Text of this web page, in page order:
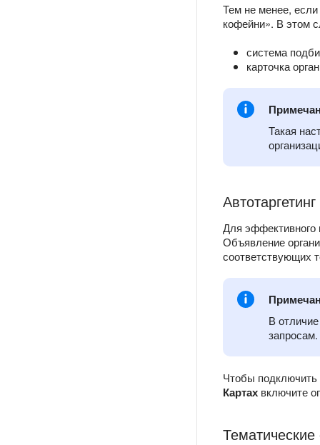
Тем не менее, если
кофейни». В этом
система
карточка
Такая
Автотаргетинг
Для эффективного
Объявление
соответствующих
В
запросам.
Чтобы
Картах включите